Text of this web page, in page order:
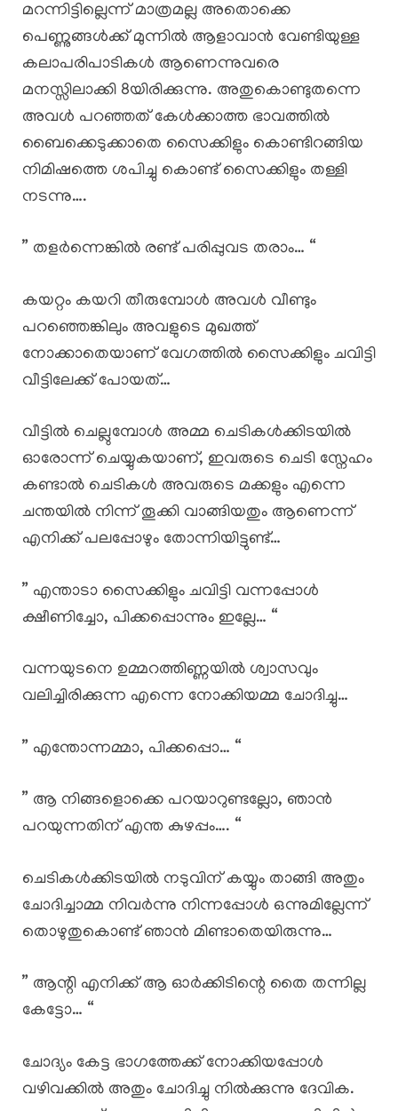
മറന്നിട്ടില്ലെന്ന് മാത്രമല്ല അതൊക്കെ
പെണ്ണുങ്ങൾക്ക് മുന്നിൽ ആളാവാൻ വേണ്ടിയുള്ള
കലാപരിപാടികൾ ആണെന്നുവരെ
മനസ്സിലാക്കി 8യിരിക്കുന്നു. അതുകൊണ്ടുതന്നെ
അവൾ പറഞ്ഞത് കേൾക്കാത്ത ഭാവത്തിൽ
ബൈക്കെടുക്കാതെ സൈക്കിളും കൊണ്ടിറങ്ങിയ
നിമിഷത്തെ ശപിച്ചു കൊണ്ട് സൈക്കിളും തള്ളി
നടന്നു….
” തളർന്നെങ്കിൽ രണ്ട് പരിപ്പുവട തരാം… “
കയറ്റം കയറി തീരുമ്പോൾ അവൾ വീണ്ടും
പറഞ്ഞെങ്കിലും അവളുടെ മുഖത്ത്
നോക്കാതെയാണ് വേഗത്തിൽ സൈക്കിളും ചവിട്ടി
വീട്ടിലേക്ക് പോയത്…
വീട്ടിൽ ചെല്ലുമ്പോൾ അമ്മ ചെടികൾക്കിടയിൽ
ഓരോന്ന് ചെയ്യുകയാണ്, ഇവരുടെ ചെടി സ്നേഹം
കണ്ടാൽ ചെടികൾ അവരുടെ മക്കളും എന്നെ
ചന്തയിൽ നിന്ന് തൂക്കി വാങ്ങിയതും ആണെന്ന്
എനിക്ക് പലപ്പോഴും തോന്നിയിട്ടുണ്ട്…
” എന്താടാ സൈക്കിളും ചവിട്ടി വന്നപ്പോൾ
ക്ഷീണിച്ചോ, പിക്കപ്പൊന്നും ഇല്ലേ… “
വന്നയുടനെ ഉമ്മറത്തിണ്ണയിൽ ശ്വാസവും
വലിച്ചിരിക്കുന്ന എന്നെ നോക്കിയമ്മ ചോദിച്ചു…
” എന്തോന്നമ്മാ, പിക്കപ്പൊ… “
” ആ നിങ്ങളൊക്കെ പറയാറുണ്ടല്ലോ, ഞാൻ
പറയുന്നതിന് എന്ത കുഴപ്പം…. “
ചെടികൾക്കിടയിൽ നടുവിന് കയ്യും താങ്ങി അതും
ചോദിച്ചാമ്മ നിവർന്നു നിന്നപ്പോൾ ഒന്നുമില്ലേന്ന്
തൊഴുതുകൊണ്ട് ഞാൻ മിണ്ടാതെയിരുന്നു…
” ആന്റി എനിക്ക് ആ ഓർക്കിടിന്റെ തൈ തന്നില്ല
കേട്ടോ… “
ചോദ്യം കേട്ട ഭാഗത്തേക്ക്‌ നോക്കിയപ്പോൾ
വഴിവക്കിൽ അതും ചോദിച്ചു നിൽക്കുന്നു ദേവിക.